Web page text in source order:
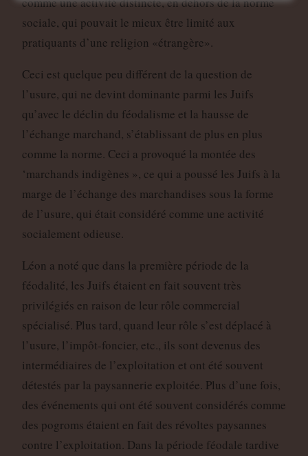
sociale, qui pouvait le mieux être limité aux
pratiquants d’une religion «étrangère».
Ceci est quelque peu différent de la question de
l’usure, qui ne devint dominante parmi les Juifs
qu’avec le déclin du féodalisme et la hausse de
l’échange marchand, s’établissant de plus en plus
comme la norme. Ceci a provoqué la montée des
‘marchands indigènes », ce qui a poussé les Juifs à la
marge de l’échange des marchandises sous la forme
de l’usure, qui était considéré comme une activité
socialement odieuse.
Léon a noté que dans la première période de la
féodalité, les Juifs étaient en fait souvent très
privilégiés en raison de leur rôle commercial
spécialisé. Plus tard, quand leur rôle s’est déplacé à
l’usure, l’impôt-foncier, etc., ils sont devenus des
intermédiaires de l’exploitation et ont été souvent
détestés par la paysannerie exploitée. Plus d’une fois,
des événements qui ont été souvent considérés comme
des pogroms étaient en fait des révoltes paysannes
contre l’exploitation. Dans la période féodale tardive